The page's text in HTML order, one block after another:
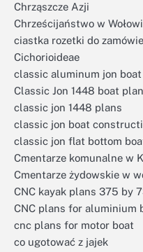
Chrząszcze Azji
Chrześcijaństwo w
ciastka rozetki do
Cichorioideae
classic aluminum jon boat
Classic Jon 1448 boat
classic jon 1448 plans
classic jon boat
classic jon flat bottom
Cmentarze komunalne w
Cmentarze żydowskie w
CNC kayak plans 375 by
CNC plans for aluminium
cnc plans for motor boat
co ugotować z jajek